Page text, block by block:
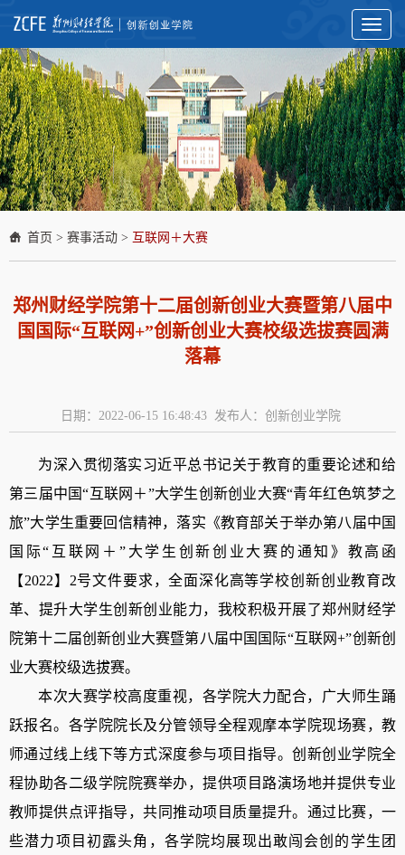
Toggle
首页 > 赛事活动 > 互联网＋大赛
郑州财经学院第十二届创新创业大赛暨第八届中
国国际“互联网+”创新创业大赛校级选拔赛圆满
落幕
日期：2022-06-15 16:48:43 发布人：创新创业学院
为深入贯彻落实习近平总书记关于教育的重要论述和给
第三届中国“互联网＋”大学生创新创业大赛“青年红色筑梦之
旅”大学生重要回信精神，落实《教育部关于举办第八届中国
国际“互联网＋”大学生创新创业大赛的通知》教高函
【2022】2号文件要求，全面深化高等学校创新创业教育改
革、提升大学生创新创业能力， 我校积极开展了郑州财经学
院第十二届创新创业大赛暨第八届中国国际“互联网+”创新创
业大赛校级选拔赛。
本次大赛学校高度重视，各学院大力配合，广大师生踊
跃报名。各学院院长及分管领导全程观摩本学院现场赛，教
师通过线上线下等方式深度参与项目指导。创新创业学院全
程协助各二级学院院赛举办，提供项目路演场地并提供专业
教师提供点评指导，共同推动项目质量提升。通过比赛，一
些潜力项目初露头角，各学院均展现出敢闯会创的学生团